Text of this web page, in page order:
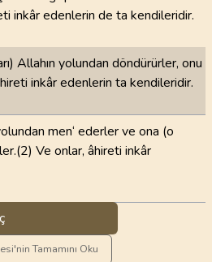
inkâr edenlerin de ta kendileridir.
Allahın yolundan döndürürler, onu
inkâr edenlerin ta kendileridir.
men‘ ederler ve ona (o
Ve onlar, âhireti inkâr
Tamamını Oku